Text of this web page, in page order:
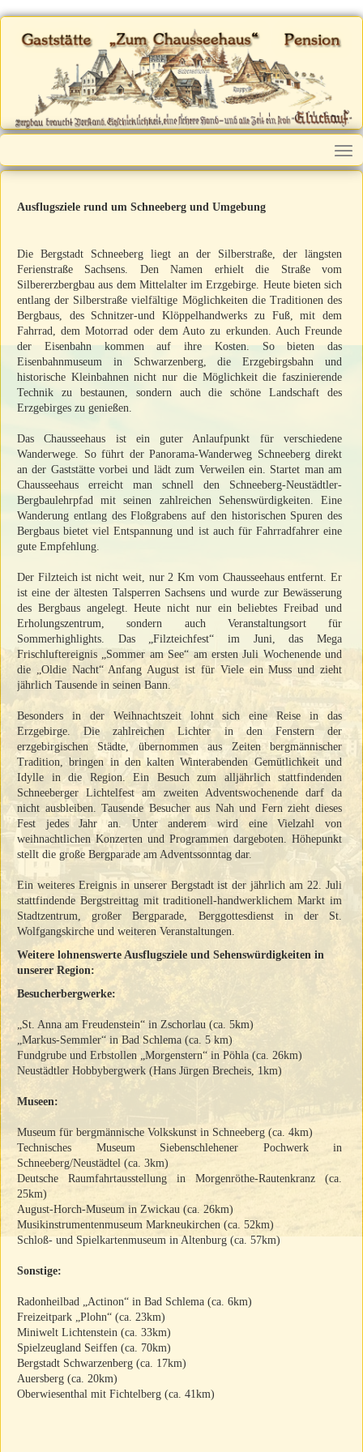
Ausflugsziele rund um Schneeberg und Umgebung
Die Bergstadt Schneeberg liegt an der Silberstraße, der längsten
Ferienstraße Sachsens. Den Namen erhielt die Straße vom
Silbererzbergbau aus dem Mittelalter im Erzgebirge. Heute bieten sich
entlang der Silberstraße vielfältige Möglichkeiten die Traditionen des
Bergbaus, des Schnitzer-und Klöppelhandwerks zu Fuß, mit dem
Fahrrad, dem Motorrad oder dem Auto zu erkunden. Auch Freunde
der Eisenbahn kommen auf ihre Kosten. So bieten das
Eisenbahnmuseum in Schwarzenberg, die Erzgebirgsbahn und
historische Kleinbahnen nicht nur die Möglichkeit die faszinierende
Technik zu bestaunen, sondern auch die schöne Landschaft des
Erzgebirges zu genießen.
Das Chausseehaus ist ein guter Anlaufpunkt für verschiedene
Wanderwege. So führt der Panorama-Wanderweg Schneeberg direkt
an der Gaststätte vorbei und lädt zum Verweilen ein. Startet man am
Chausseehaus erreicht man schnell den Schneeberg-Neustädtler-
Bergbaulehrpfad mit seinen zahlreichen Sehenswürdigkeiten. Eine
Wanderung entlang des Floßgrabens auf den historischen Spuren des
Bergbaus bietet viel Entspannung und ist auch für Fahrradfahrer eine
gute Empfehlung.
Der Filzteich ist nicht weit, nur 2 Km vom Chausseehaus entfernt. Er
ist eine der ältesten Talsperren Sachsens und wurde zur Bewässerung
des Bergbaus angelegt. Heute nicht nur ein beliebtes Freibad und
Erholungszentrum, sondern auch Veranstaltungsort für
Sommerhighlights. Das „Filzteichfest“ im Juni, das Mega
Frischluftereignis „Sommer am See“ am ersten Juli Wochenende und
die „Oldie Nacht“ Anfang August ist für Viele ein Muss und zieht
jährlich Tausende in seinen Bann.
Besonders in der Weihnachtszeit lohnt sich eine Reise in das
Erzgebirge. Die zahlreichen Lichter in den Fenstern der
erzgebirgischen Städte, übernommen aus Zeiten bergmännischer
Tradition, bringen in den kalten Winterabenden Gemütlichkeit und
Idylle in die Region. Ein Besuch zum alljährlich stattfindenden
Schneeberger Lichtelfest am zweiten Adventswochenende darf da
nicht ausbleiben. Tausende Besucher aus Nah und Fern zieht dieses
Fest jedes Jahr an. Unter anderem wird eine Vielzahl von
weihnachtlichen Konzerten und Programmen dargeboten. Höhepunkt
stellt die große Bergparade am Adventssonntag dar.
Ein weiteres Ereignis in unserer Bergstadt ist der jährlich am 22. Juli
stattfindende Bergstreittag mit traditionell-handwerklichem Markt im
Stadtzentrum, großer Bergparade, Berggottesdienst in der St.
Wolfgangskirche und weiteren Veranstaltungen.
Weitere lohnenswerte Ausflugsziele und Sehenswürdigkeiten in
unserer Region:
Besucherbergwerke:
„St. Anna am Freudenstein“ in Zschorlau (ca. 5km)
„Markus-Semmler“ in Bad Schlema (ca. 5 km)
Fundgrube und Erbstollen „Morgenstern“ in Pöhla (ca. 26km)
Neustädtler Hobbybergwerk (Hans Jürgen Brecheis, 1km)
Museen:
Museum für bergmännische Volkskunst in Schneeberg (ca. 4km)
Technisches Museum Siebenschlehener Pochwerk in
Schneeberg/Neustädtel (ca. 3km)
Deutsche Raumfahrtausstellung in Morgenröthe-Rautenkranz (ca.
25km)
August-Horch-Museum in Zwickau (ca. 26km)
Musikinstrumentenmuseum Markneukirchen (ca. 52km)
Schloß- und Spielkartenmuseum in Altenburg (ca. 57km)
Sonstige:
Radonheilbad „Actinon“ in Bad Schlema (ca. 6km)
Freizeitpark „Plohn“ (ca. 23km)
Miniwelt Lichtenstein (ca. 33km)
Spielzeugland Seiffen (ca. 70km)
Bergstadt Schwarzenberg (ca. 17km)
Auersberg (ca. 20km)
Oberwiesenthal mit Fichtelberg (ca. 41km)